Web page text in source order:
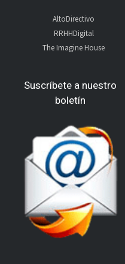
AltoDirectivo
RRHHDigital
The Imagine House
Suscríbete a nuestro
boletín